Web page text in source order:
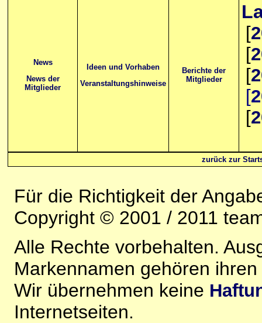
News
News der
Mitglieder
Ideen und Vorhaben
Veranstaltungshinweise
Berichte der
Mitglieder
[
[
[
[
[
zurück zur
Für die Richtigkeit der
Copyright © 2001 / 2011
Alle Rechte vorbehalten.
Markennamen gehören
Wir übernehmen keine
Internetseiten.